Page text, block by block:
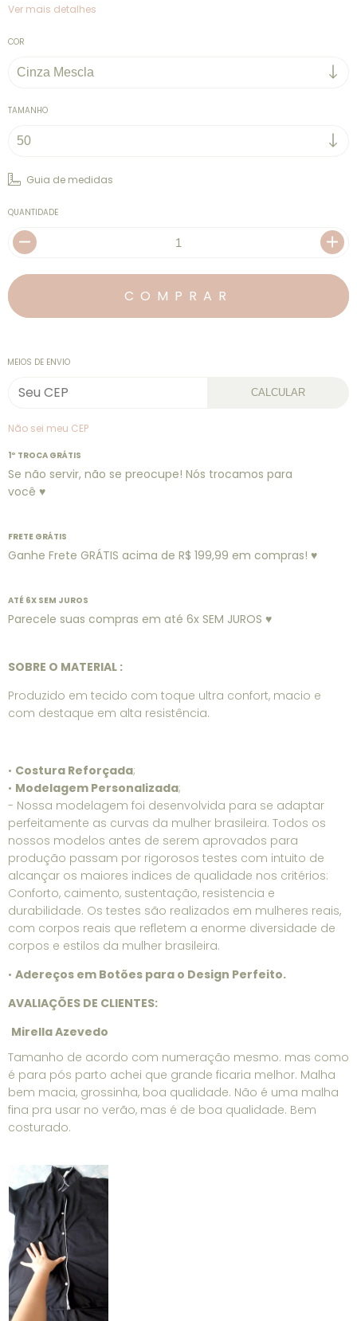
Ver mais detalhes
COR
TAMANHO
Guia de medidas
QUANTIDADE
MEIOS DE ENVIO
CALCULAR
Não sei meu CEP
1º TROCA GRÁTIS
Se não servir, não se preocupe! Nós trocamos para
você ♥
FRETE GRÁTIS
Ganhe Frete GRÁTIS acima de R$ 199,99 em compras! ♥
ATÉ 6X SEM JUROS
Parecele suas compras em até 6x SEM JUROS ♥
SOBRE O MATERIAL :
Produzido em tecido com toque ultra confort, macio e
com destaque em alta resistência.
• Costura Reforçada;
• Modelagem Personalizada;
- Nossa modelagem foi desenvolvida para se adaptar
perfeitamente as curvas da mulher brasileira. Todos os
nossos modelos antes de serem aprovados para
produção passam por rigorosos testes com intuito de
alcançar os maiores indices de qualidade nos critérios:
Conforto, caimento, sustentação, resistencia e
durabilidade. Os testes são realizados em mulheres reais,
com corpos reais que refletem a enorme diversidade de
corpos e estilos da mulher brasileira.
• Adereços em Botões para o Design Perfeito.
AVALIAÇÕES DE CLIENTES:
Mirella Azevedo
Tamanho de acordo com numeração mesmo. mas como
é para pós parto achei que grande ficaria melhor. Malha
bem macia, grossinha, boa qualidade. Não é uma malha
fina pra usar no verão, mas é de boa qualidade. Bem
costurado.